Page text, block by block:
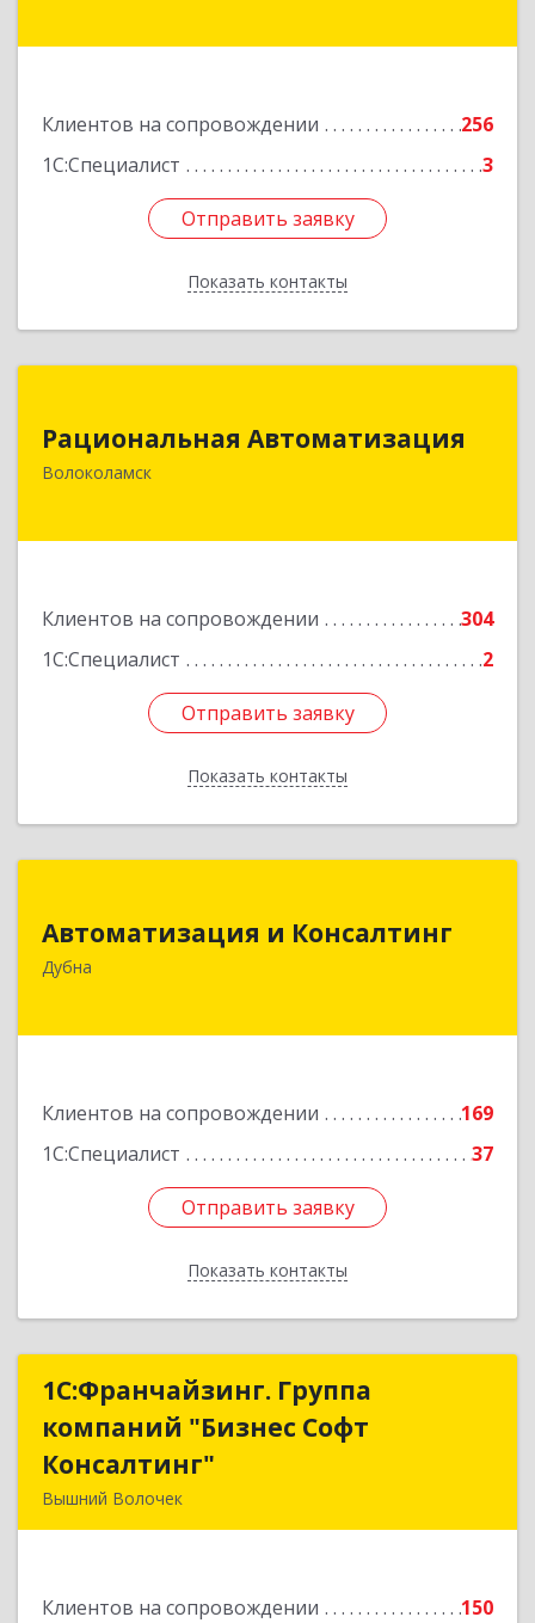
Клиентов на сопровождении
256
1С:Специалист
3
Отправить заявку
Показать контакты
Подробнее
Отправить заявку
Назад
Рациональная Автоматизация
Волоколамск
Клиентов на сопровождении
304
1С:Специалист
2
Отправить заявку
Показать контакты
143600, Московская обл, Волоколамский р-н,
Волоколамск г, Октябрьская пл, дом № 10,
Отправить заявку
Назад
Автоматизация и Консалтинг
Дубна
Клиентов на сопровождении
169
1С:Специалист
37
Отправить заявку
Показать контакты
141983, Московская обл, г.о.Дубна, Дубна г,
Программистов ул, дом № 4, строение 4, оф.306
Подробнее
Отправить заявку
Назад
1С:Франчайзинг. Группа
компаний "Бизнес Софт
Консалтинг"
Вышний Волочек
Клиентов на сопровождении
150
1С:Франчайзинг. Группа
компаний "Бизнес Софт
Подробнее